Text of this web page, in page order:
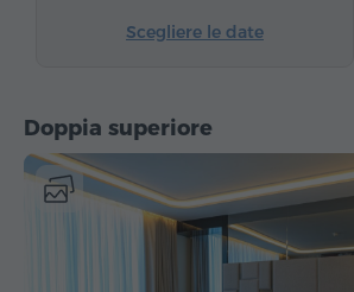
Scegliere le date
Doppia superiore